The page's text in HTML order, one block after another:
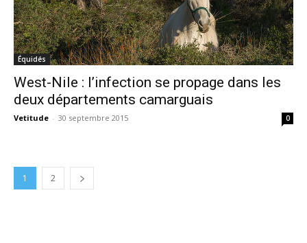
Équidés
West-Nile : l’infection se propage dans les
deux départements camarguais
Vetitude - 30 septembre 2015 0
1 2